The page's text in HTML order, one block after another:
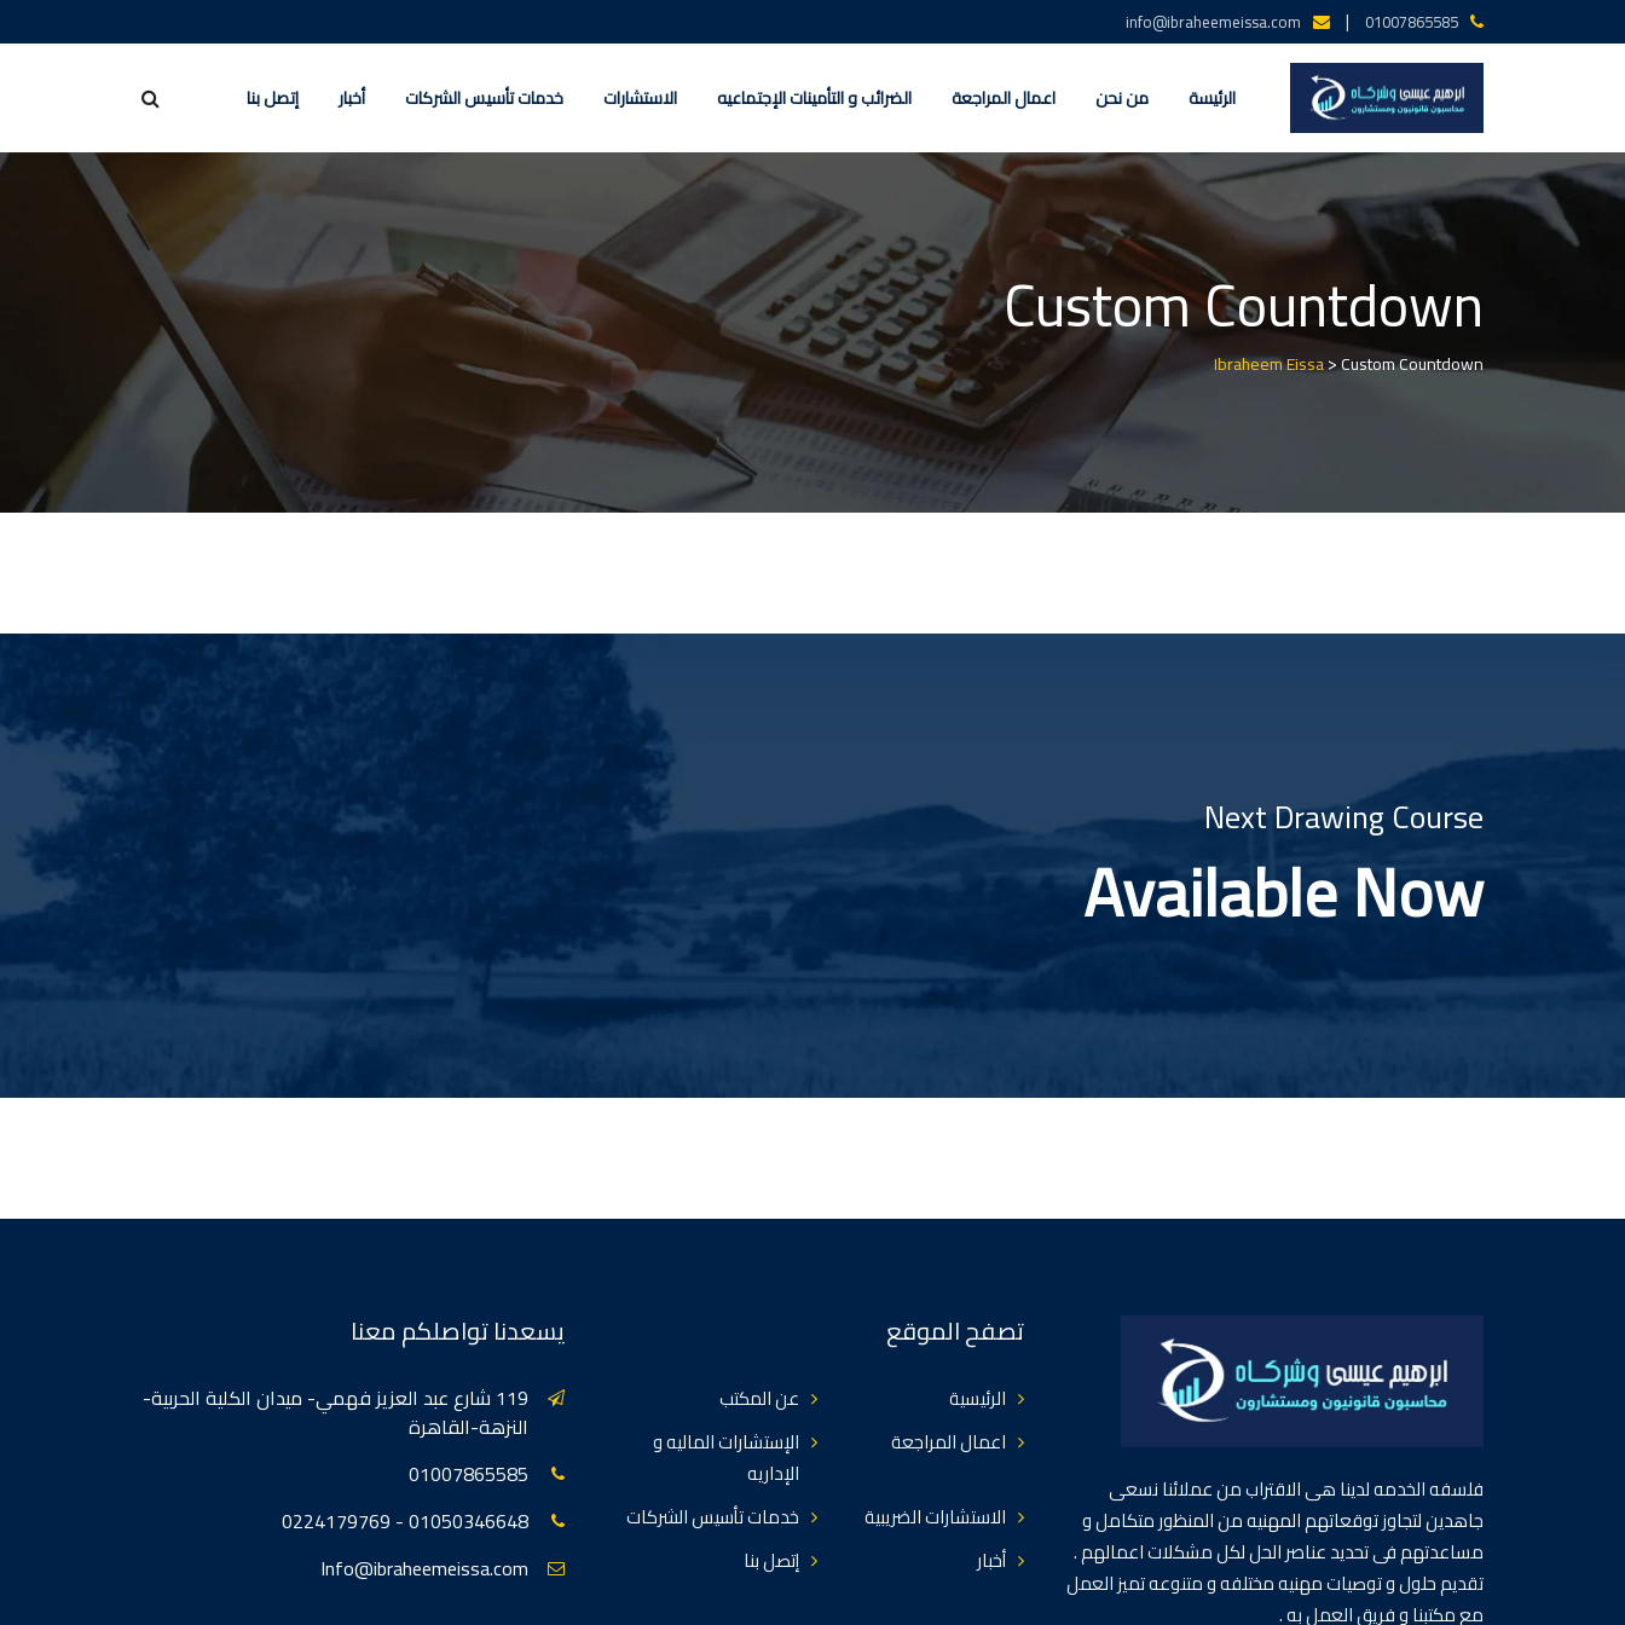
to
01007865585
|
info@ibraheemeissa.com
الرئيسة من نحن اعمال المراجعة الضرائب و التأمينات الإجتماعيه الاستشارات خدمات تأسيس الشركات أخبار إتصل بنا
Custom Countdown
Ibraheem Eissa>Custom Countdown
Next Drawing Course
Available Now
فلسفه الخدمه لدينا هى الاقتراب من عملائنا نسعى
جاهدين لتجاوز توقعاتهم المهنيه من المنظور متكامل و
مساعدتهم فى تحديد عناصر الحل لكل مشكلات اعمالهم .
تقديم حلول و توصيات مهنيه مختلفه و متنوعه تميز العمل
مع مكتبنا و فريق العمل به .
تصفح الموقع
الرئيسية
عن المكتب
اعمال المراجعة
الإستشارات الماليه و
الإداريه
الاستشارات الضريبية
خدمات تأسيس الشركات
أخبار
إتصل بنا
يسعدنا تواصلكم معنا
119 شارع عبد العزيز فهمي- ميدان الكلية الحربية-
النزهة-القاهرة
01007865585
01050346648 - 0224179769
Info@ibraheemeissa.com